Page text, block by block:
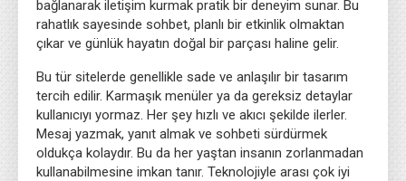
bağlanarak iletişim kurmak pratik bir deneyim sunar. Bu
rahatlık sayesinde sohbet, planlı bir etkinlik olmaktan
çıkar ve günlük hayatın doğal bir parçası haline gelir.
Bu tür sitelerde genellikle sade ve anlaşılır bir tasarım
tercih edilir. Karmaşık menüler ya da gereksiz detaylar
kullanıcıyı yormaz. Her şey hızlı ve akıcı şekilde ilerler.
Mesaj yazmak, yanıt almak ve sohbeti sürdürmek
oldukça kolaydır. Bu da her yaştan insanın zorlanmadan
kullanabilmesine imkan tanır. Teknolojiyle arası çok iyi